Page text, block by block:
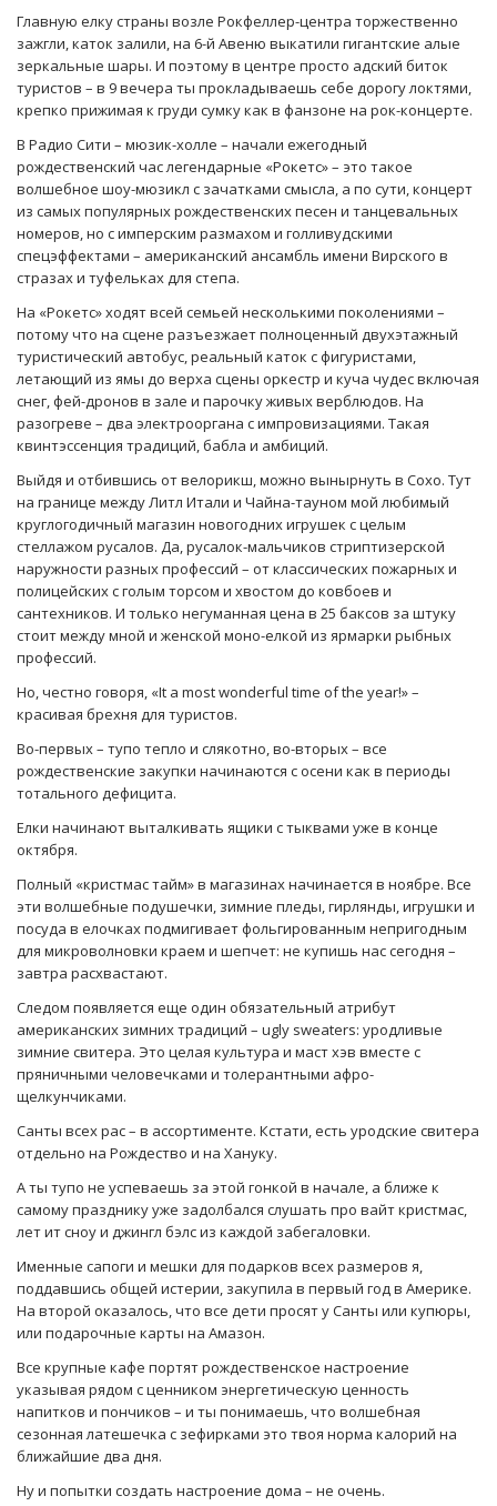
Главную елку страны возле Рокфеллер-центра торжественно
зажгли, каток залили, на 6-й Авеню выкатили гигантские алые
зеркальные шары. И поэтому в центре просто адский биток
туристов – в 9 вечера ты прокладываешь себе дорогу локтями,
крепко прижимая к груди сумку как в фанзоне на рок-концерте.
В Радио Сити – мюзик-холле – начали ежегодный
рождественский час легендарные «Рокетс» – это такое
волшебное шоу-мюзикл с зачатками смысла, а по сути, концерт
из самых популярных рождественских песен и танцевальных
номеров, но с имперским размахом и голливудскими
спецэффектами – американский ансамбль имени Вирского в
стразах и туфельках для степа.
На «Рокетс» ходят всей семьей несколькими поколениями –
потому что на сцене разъезжает полноценный двухэтажный
туристический автобус, реальный каток с фигуристами,
летающий из ямы до верха сцены оркестр и куча чудес включая
снег, фей-дронов в зале и парочку живых верблюдов. На
разогреве – два электрооргана с импровизациями. Такая
квинтэссенция традиций, бабла и амбиций.
Выйдя и отбившись от велорикш, можно вынырнуть в Сохо. Тут
на границе между Литл Итали и Чайна-тауном мой любимый
круглогодичный магазин новогодних игрушек с целым
стеллажом русалов. Да, русалок-мальчиков стриптизерской
наружности разных профессий – от классических пожарных и
полицейских с голым торсом и хвостом до ковбоев и
сантехников. И только негуманная цена в 25 баксов за штуку
стоит между мной и женской моно-елкой из ярмарки рыбных
профессий.
Но, честно говоря, «It a most wonderful time of the year!» –
красивая брехня для туристов.
Во-первых – тупо тепло и слякотно, во-вторых – все
рождественские закупки начинаются с осени как в периоды
тотального дефицита.
Елки начинают выталкивать ящики с тыквами уже в конце
октября.
Полный «кристмас тайм» в магазинах начинается в ноябре. Все
эти волшебные подушечки, зимние пледы, гирлянды, игрушки и
посуда в елочках подмигивает фольгированным непригодным
для микроволновки краем и шепчет: не купишь нас сегодня –
завтра расхвастают.
Следом появляется еще один обязательный атрибут
американских зимних традиций – ugly sweaters: уродливые
зимние свитера. Это целая культура и маст хэв вместе с
пряничными человечками и толерантными афро-
щелкунчиками.
Санты всех рас – в ассортименте. Кстати, есть уродские свитера
отдельно на Рождество и на Хануку.
А ты тупо не успеваешь за этой гонкой в начале, а ближе к
самому празднику уже задолбался слушать про вайт кристмас,
лет ит сноу и джингл бэлс из каждой забегаловки.
Именные сапоги и мешки для подарков всех размеров я,
поддавшись общей истерии, закупила в первый год в Америке.
На второй оказалось, что все дети просят у Санты или купюры,
или подарочные карты на Амазон.
Все крупные кафе портят рождественское настроение
указывая рядом с ценником энергетическую ценность
напитков и пончиков – и ты понимаешь, что волшебная
сезонная латешечка с зефирками это твоя норма калорий на
ближайшие два дня.
Ну и попытки создать настроение дома – не очень.